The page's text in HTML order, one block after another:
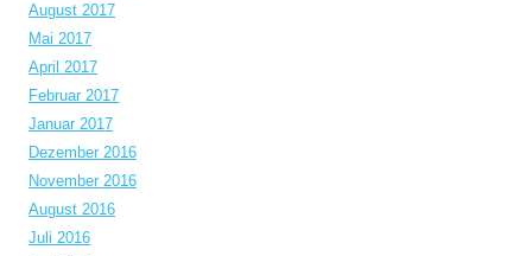
August 2017
Mai 2017
April 2017
Februar 2017
Januar 2017
Dezember 2016
November 2016
August 2016
Juli 2016